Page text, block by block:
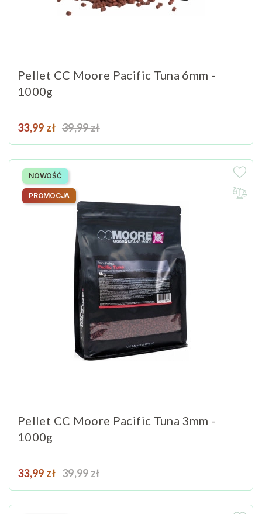
Pellet CC Moore Pacific Tuna 6mm -
1000g
Cena
33,99 zł Cena podstawowa
39,99 zł
Pellet CC Moore Pacific Tuna 3mm -
1000g
Cena
33,99 zł Cena podstawowa
39,99 zł
NOWOŚĆ
PROMOCJA